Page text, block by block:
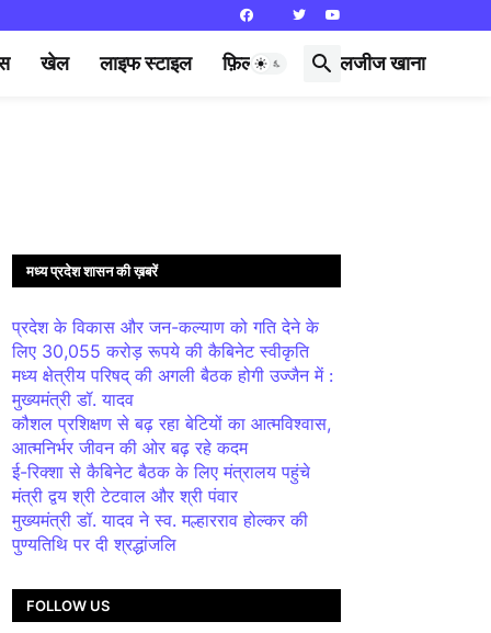
खेल लाइफ स्टाइल फ़िल्मी दुनिया लजीज खाना
मध्य प्रदेश शासन की ख़बरें
प्रदेश के विकास और जन-कल्याण को गति देने के
लिए 30,055 करोड़ रूपये की कैबिनेट स्वीकृति
मध्य क्षेत्रीय परिषद् की अगली बैठक होगी उज्जैन में :
मुख्यमंत्री डॉ. यादव
कौशल प्रशिक्षण से बढ़ रहा बेटियों का आत्मविश्वास,
आत्मनिर्भर जीवन की ओर बढ़ रहे कदम
ई-रिक्शा से कैबिनेट बैठक के लिए मंत्रालय पहुंचे
मंत्री द्वय श्री टेटवाल और श्री पंवार
मुख्यमंत्री डॉ. यादव ने स्व. मल्हारराव होल्कर की
पुण्यतिथि पर दी श्रद्धांजलि
FOLLOW US